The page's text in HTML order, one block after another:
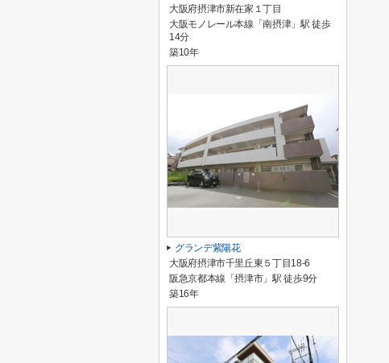
大阪府摂津市新在家１丁目
大阪モノレール本線「南摂津」駅 徒歩
14分
築10年
グランデ紫陽花
大阪府摂津市千里丘東５丁目18-6
阪急京都本線「摂津市」駅 徒歩9分
築16年